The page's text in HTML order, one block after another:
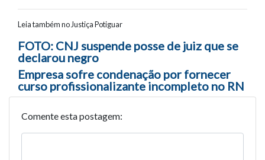
Leia também no Justiça Potiguar
Navegação entre posts
FOTO: CNJ suspende posse de juiz que se
declarou negro
Empresa sofre condenação por fornecer
curso profissionalizante incompleto no RN
Comente esta postagem: